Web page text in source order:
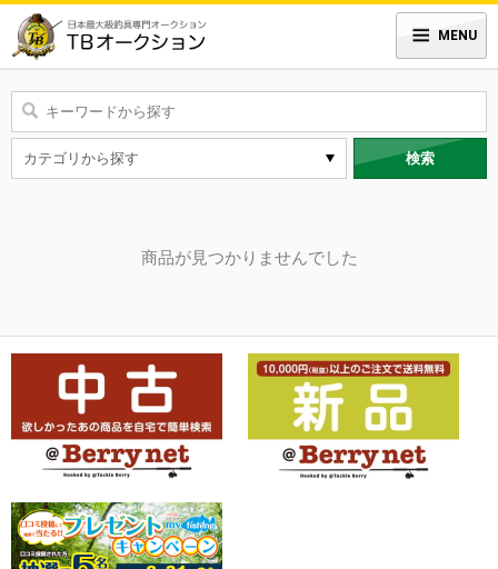
MENU
検索
商品が見つかりませんでした